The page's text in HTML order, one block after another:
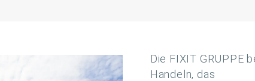
Die FIXIT GRUPPE
Handeln, das